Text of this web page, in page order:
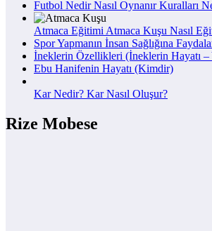
Futbol Nedir Nasıl Oynanır Kuralları
Atmaca Eğitimi Atmaca Kuşu Nasıl
Spor Yapmanın İnsan Sağlığına
İneklerin Özellikleri (İneklerin Hayatı –
Ebu Hanifenin Hayatı (Kimdir)
Kar Nedir? Kar Nasıl Oluşur?
Rize Mobese